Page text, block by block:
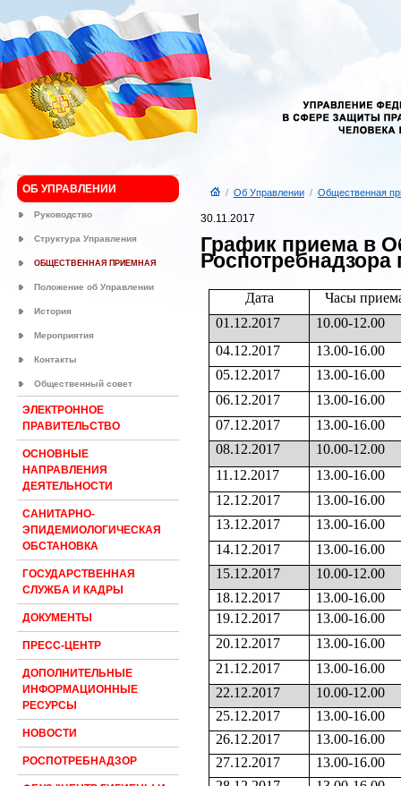
ОБ УПРАВЛЕНИИ
Руководство
Структура Управления
ОБЩЕСТВЕННАЯ ПРИЕМНАЯ
Положение об Управлении
История
Мероприятия
Контакты
Общественный совет
ЭЛЕКТРОННОЕ
ПРАВИТЕЛЬСТВО
ОСНОВНЫЕ
НАПРАВЛЕНИЯ
ДЕЯТЕЛЬНОСТИ
САНИТАРНО-
ЭПИДЕМИОЛОГИЧЕСКАЯ
ОБСТАНОВКА
ГОСУДАРСТВЕННАЯ
СЛУЖБА И КАДРЫ
ДОКУМЕНТЫ
ПРЕСС-ЦЕНТР
ДОПОЛНИТЕЛЬНЫЕ
ИНФОРМАЦИОННЫЕ
РЕСУРСЫ
НОВОСТИ
РОСПОТРЕБНАДЗОР
/ Об Управлении/ Общественная
30.11.2017
График приема в
Роспотребнадзора
Дата
Часы
01.12.2017
10.00-12.00
04.12.2017
13.00-16.00
05.12.2017
13.00-16.00
06.12.2017
13.00-16.00
07.12.2017
13.00-16.00
08.12.2017
10.00-12.00
11.12.2017
13.00-16.00
12.12.2017
13.00-16.00
13.12.2017
13.00-16.00
14.12.2017
13.00-16.00
15.12.2017
10.00-12.00
18.12.2017
13.00-16.00
19.12.2017
13.00-16.00
20.12.2017
13.00-16.00
21.12.2017
13.00-16.00
22.12.2017
10.00-12.00
25.12.2017
13.00-16.00
26.12.2017
13.00-16.00
27.12.2017
13.00-16.00